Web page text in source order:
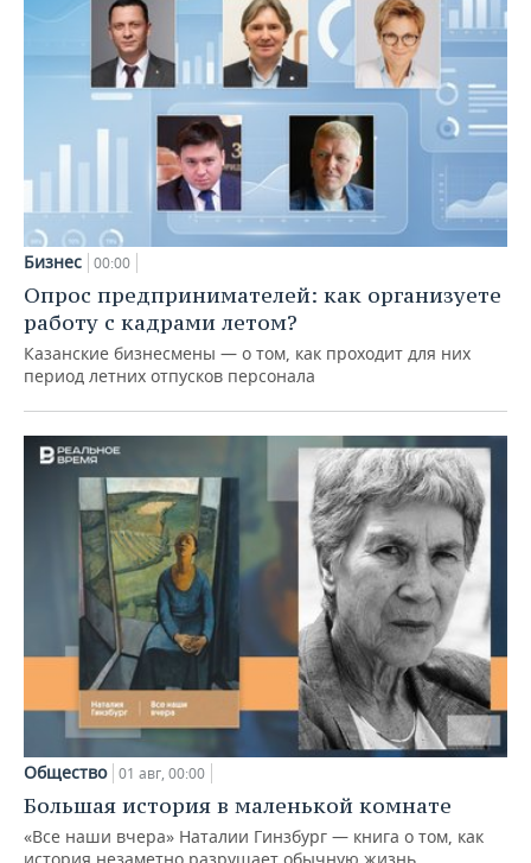
Бизнес 00:00
Опрос предпринимателей: как организуете
работу с кадрами летом?
Казанские бизнесмены — о том, как проходит для них
период летних отпусков персонала
Общество 01 авг, 00:00
Большая история в маленькой комнате
«Все наши вчера» Наталии Гинзбург — книга о том, как